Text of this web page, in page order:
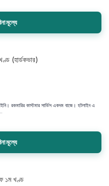
রকমারির কাস্টমার সার্ভিস একদম বাজে। হটলাইন এ